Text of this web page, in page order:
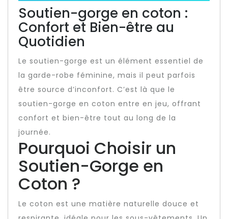
Soutien-gorge en coton :
Confort et Bien-être au
Quotidien
Le soutien-gorge est un élément essentiel de
la garde-robe féminine, mais il peut parfois
être source d’inconfort. C’est là que le
soutien-gorge en coton entre en jeu, offrant
confort et bien-être tout au long de la
journée.
Pourquoi Choisir un
Soutien-Gorge en
Coton ?
Le coton est une matière naturelle douce et